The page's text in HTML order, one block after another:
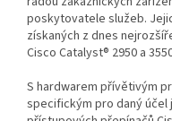
poskytovatele služeb.
získaných z dnes
Cisco Catalyst® 2950 a
S hardwarem přívětivým
specifickým pro daný účel